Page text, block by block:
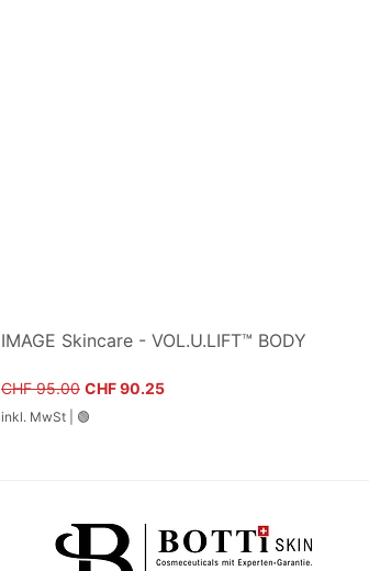
IMAGE Skincare - VOL.U.LIFT™ BODY
Standardpreis
CHF 95.00 Sale-Preis
CHF 90.25
inkl. MwSt 🟢